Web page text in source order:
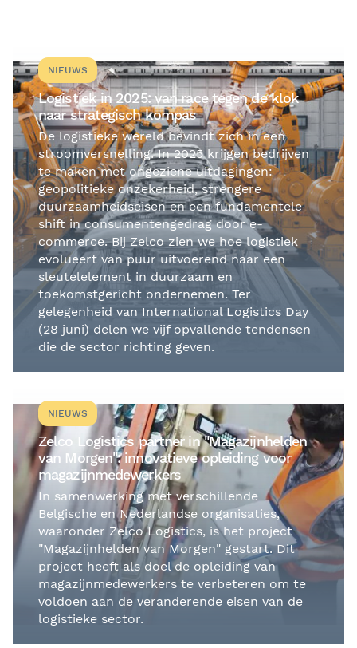
NIEUWS
Logistiek in 2025: van race tegen de klok
naar strategisch kompas
De logistieke wereld bevindt zich in een
stroomversnelling. In 2025 krijgen bedrijven
te maken met ongeziene uitdagingen:
geopolitieke onzekerheid, strengere
duurzaamheidseisen en een fundamentele
shift in consumentengedrag door e-
commerce. Bij Zelco zien we hoe logistiek
evolueert van puur uitvoerend naar een
sleutelelement in duurzaam en
toekomstgericht ondernemen. Ter
gelegenheid van International Logistics Day
(28 juni) delen we vijf opvallende tendensen
die de sector richting geven.
NIEUWS
Zelco Logistics partner in "Magazijnhelden
van Morgen": innovatieve opleiding voor
magazijnmedewerkers
In samenwerking met verschillende
Belgische en Nederlandse organisaties,
waaronder Zelco Logistics, is het project
"Magazijnhelden van Morgen" gestart. Dit
project heeft als doel de opleiding van
magazijnmedewerkers te verbeteren om te
voldoen aan de veranderende eisen van de
logistieke sector.